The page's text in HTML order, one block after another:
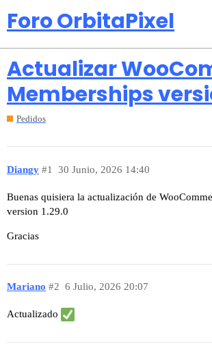
Foro OrbitaPixel
Actualizar
Memberships
Pedidos
Diangy 30 Junio, 2026 14:40
#1
Buenas quisiera la actualización de
version 1.29.0
Gracias
Mariano 6 Julio, 2026 20:07
#2
Actualizado